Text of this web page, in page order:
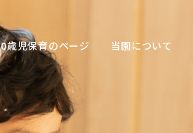
0歳児保育のページ 当園について